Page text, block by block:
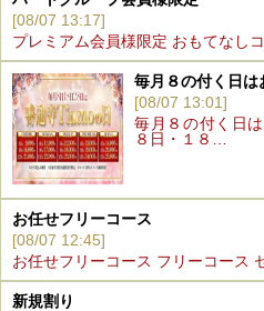
[08/07 13:17]
プレミアム会員様限定 おもてなし
毎月８の付く日は
[08/07 13:01]
毎月８の付く日
８日・１８…
お任せフリーコース
[08/07 12:45]
お任せフリーコース フリーコース
新規割り